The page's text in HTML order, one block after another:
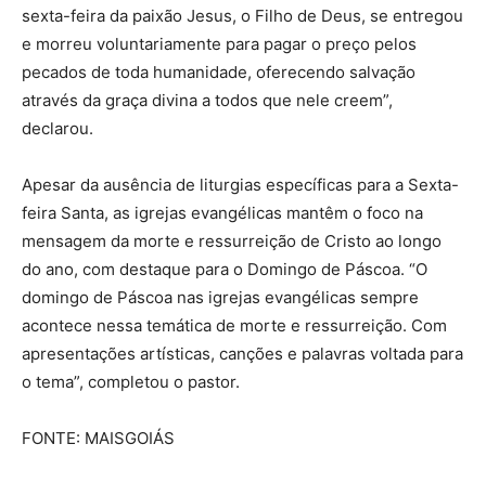
sexta-feira da paixão Jesus, o Filho de Deus, se entregou
e morreu voluntariamente para pagar o preço pelos
pecados de toda humanidade, oferecendo salvação
através da graça divina a todos que nele creem”,
declarou.
Apesar da ausência de liturgias específicas para a Sexta-
feira Santa, as igrejas evangélicas mantêm o foco na
mensagem da morte e ressurreição de Cristo ao longo
do ano, com destaque para o Domingo de Páscoa. “O
domingo de Páscoa nas igrejas evangélicas sempre
acontece nessa temática de morte e ressurreição. Com
apresentações artísticas, canções e palavras voltada para
o tema”, completou o pastor.
FONTE: MAISGOIÁS